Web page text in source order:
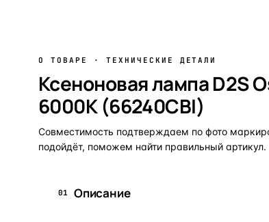
О ТОВАРЕ · ТЕХНИЧЕСКИЕ ДЕТАЛИ
Ксеноновая лампа D2S
6000K (66240CBI)
Совместимость подтверждаем по фото
подойдёт, поможем найти правильный артикул.
01 Описание